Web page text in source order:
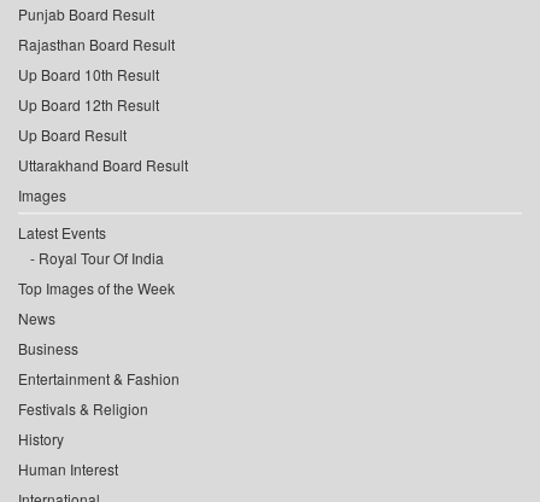
Punjab Board Result
Rajasthan Board Result
Up Board 10th Result
Up Board 12th Result
Up Board Result
Uttarakhand Board Result
Images
Latest Events
Royal Tour Of India
Top Images of the Week
News
Business
Entertainment & Fashion
Festivals & Religion
History
Human Interest